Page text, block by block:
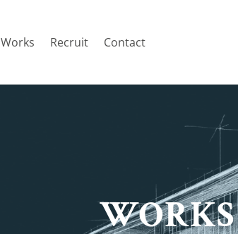
Works Recruit Contact
WORKS